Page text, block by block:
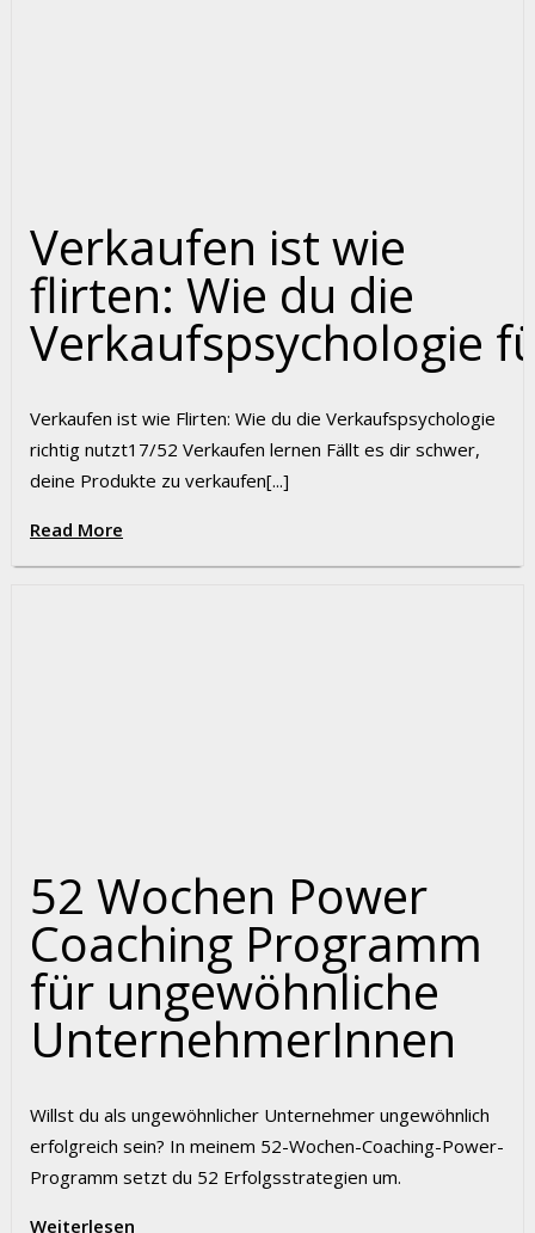
Verkaufen ist wie
flirten: Wie du die
Verkaufspsychologie
Verkaufen ist wie Flirten: Wie du die Verkaufspsychologie
richtig nutzt17/52 Verkaufen lernen Fällt es dir schwer,
deine Produkte zu verkaufen[...]
Read More
52 Wochen Power
Coaching Programm
für ungewöhnliche
UnternehmerInnen
Willst du als ungewöhnlicher Unternehmer ungewöhnlich
erfolgreich sein? In meinem 52-Wochen-Coaching-Power-
Programm setzt du 52 Erfolgsstrategien um.
Weiterlesen